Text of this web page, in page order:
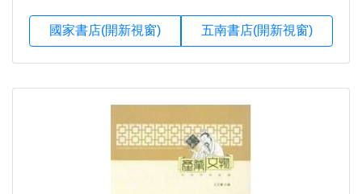
國家書店(開新視窗) 五南書店(開新視窗)